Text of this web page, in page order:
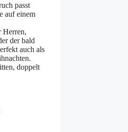
passt
auf einem
Herren,
der bald
auch als
doppelt